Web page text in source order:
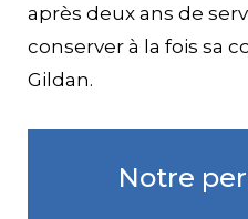
après deux ans de
conserver à la fois sa
Gildan.
Notre